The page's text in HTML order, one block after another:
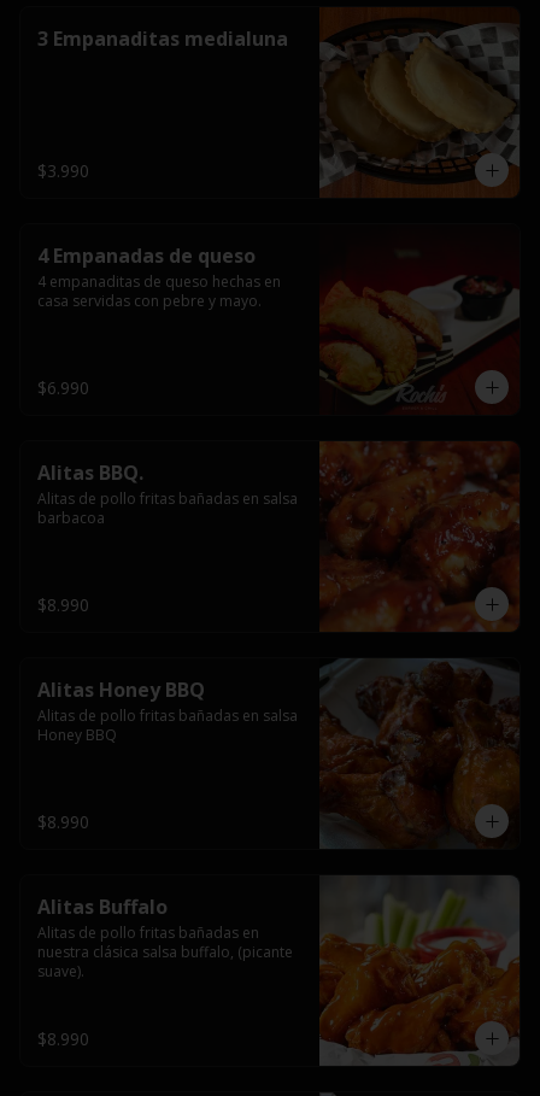
3 Empanaditas medialuna
$3.990
4 Empanadas de queso
4 empanaditas de queso hechas en
casa servidas con pebre y mayo.
$6.990
Alitas BBQ.
Alitas de pollo fritas bañadas en salsa
barbacoa
$8.990
Alitas Honey BBQ
Alitas de pollo fritas bañadas en salsa
Honey BBQ
$8.990
Alitas Buffalo
Alitas de pollo fritas bañadas en
nuestra clásica salsa buffalo, (picante
suave).
$8.990